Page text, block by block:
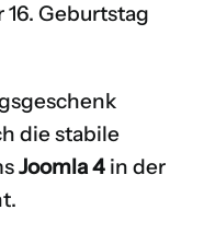
16. Geburtstag
die stabile
Joomla 4 in der